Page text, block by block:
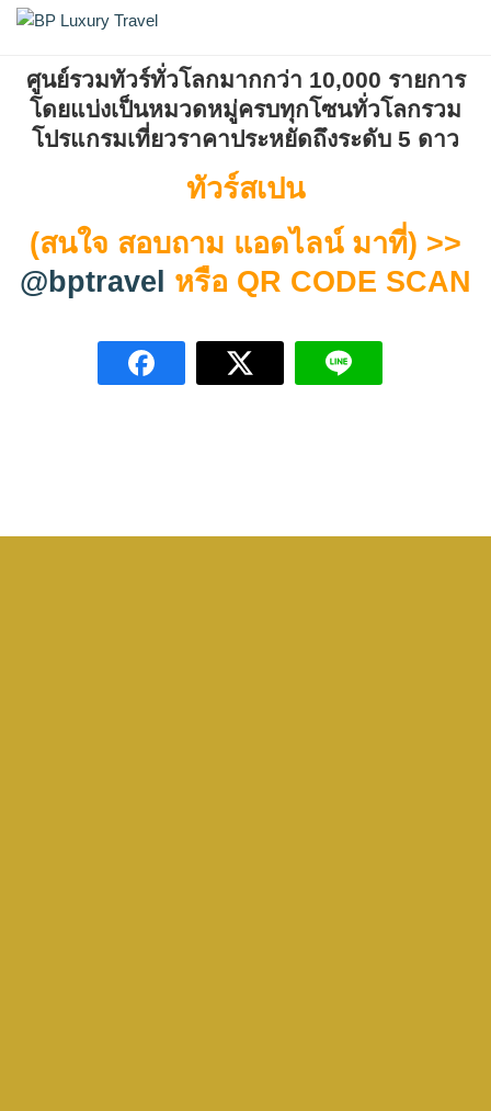
Skip
BP Luxury Travel
ทัวร์สเปน
ศูนย์รวมทัวร์ทั่วโลกมากกว่า 10,000 รายการ
โดยแบ่งเป็นหมวดหมู่ครบทุกโซนทั่วโลกรวม
โปรแกรมเที่ยวราคาประหยัดถึงระดับ 5 ดาว
ทัวร์สเปน
(สนใจ สอบถาม แอดไลน์ มาที่) >>
@bptravel หรือ QR CODE SCAN